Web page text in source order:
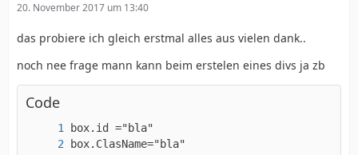
20. November 2017 um 13:40
das probiere ich gleich erstmal alles aus vielen dank..
noch nee frage mann kann beim erstelen eines divs ja zb
Code